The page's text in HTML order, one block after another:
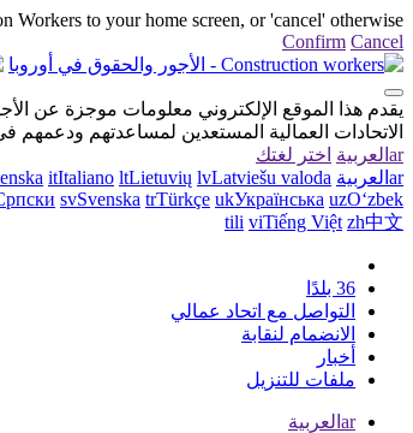
to your home screen, or 'cancel' otherwise.
Confirm Cancel
يقدم هذا الموقع الإلكتروني معلومات موجزة عن
الاتحادات العمالية المستعدين لمساعدتهم
ar العربية اختر لغتك
ar العربية itItaliano ltLietuvių lvLatviešu valoda
svSvenska trTürkçe ukУкраїнська uzOʻzbek
tili viTiếng Việt zh中文
36 بلدًا
التواصل مع اتحاد عمالي
الانضمام لنقابة
أخبار
ملفات للتنزيل
ar العربية